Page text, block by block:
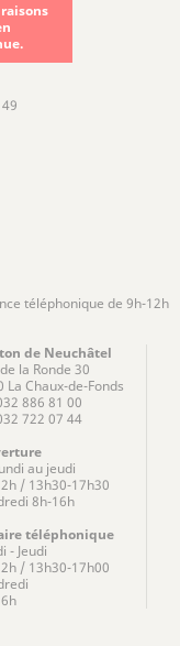
téléphonique de 9h-12h
de Neuchâtel
la Ronde 30
La Chaux-de-Fonds
886 81 00
722 07 44
au jeudi
/ 13h30-17h30
8h-16h
téléphonique
- Jeudi
/ 13h30-17h00